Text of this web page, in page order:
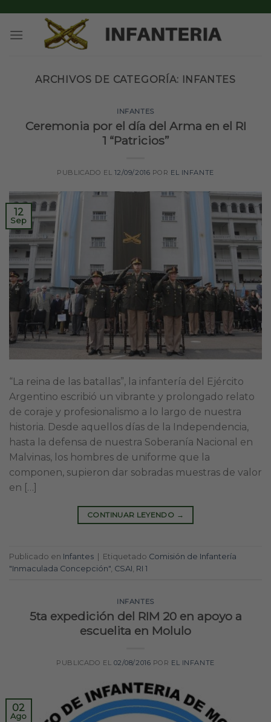
content
ARCHIVOS DE CATEGORÍA: INFANTES
INFANTES
Ceremonia por el día del Arma en el RI
1 “Patricios”
PUBLICADO EL 12/09/2016 POR EL INFANTE
12
Sep
“La reina de las batallas”, la infantería del Ejército
Argentino escribió un vibrante y prolongado relato
de coraje y profesionalismo a lo largo de nuestra
historia. Desde aquellos días de la Independencia,
hasta la defensa de nuestra Soberanía Nacional en
Malvinas, los hombres de uniforme que la
componen, supieron dar sobradas muestras de valor
en […]
CONTINUAR LEYENDO →
Publicado en Infantes | Etiquetado Comisión de Infantería
"Inmaculada Concepción" CSAI RI 1
INFANTES
5ta expedición del RIM 20 en apoyo a
escuelita en Molulo
PUBLICADO EL 02/08/2016 POR EL INFANTE
02
Ago